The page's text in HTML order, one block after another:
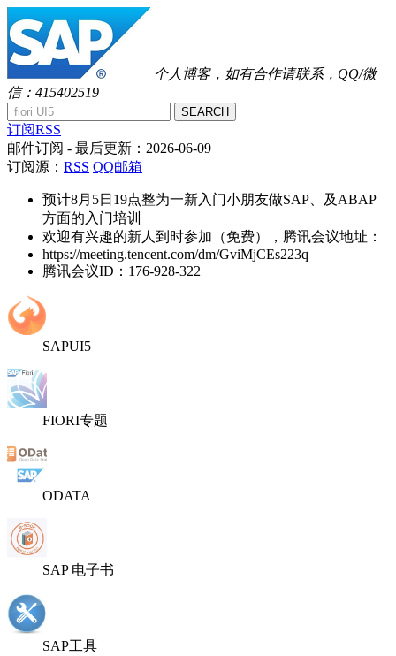
个人博客，如有合作请联系，QQ/微
信：415402519
SEARCH
订阅RSS
邮件订阅 - 最后更新： 2026-06-09
订阅源： RSS QQ邮箱
预计8月5日19点整为一新入门小朋友做SAP、及ABAP
方面的入门培训
欢迎有兴趣的新人到时参加（免费），腾讯会议地址：
https://meeting.tencent.com/dm/GviMjCEs223q
腾讯会议ID：176-928-322
SAPUI5
FIORI专题
ODATA
SAP 电子书
SAP工具